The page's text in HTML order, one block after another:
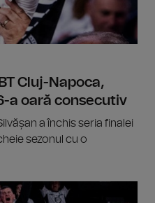
Cluj-Napoca,
a oară consecutiv
a închis seria finalei
sezonul cu o